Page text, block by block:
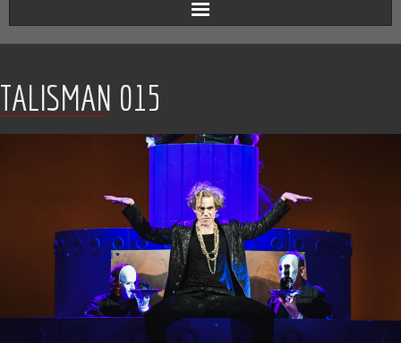
Aktuell
Werkverzeichnis
Biografie
TALISMAN 015